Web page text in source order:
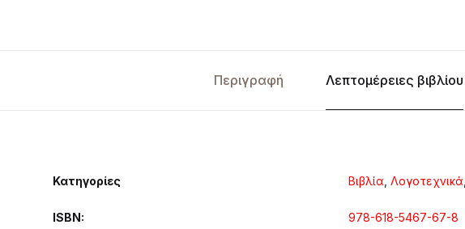
Περιγραφή Λεπτομέρειες βιβλίου
Κατηγορίες Βιβλία Λογοτεχνικά
ISBN 978-618-5467-67-8